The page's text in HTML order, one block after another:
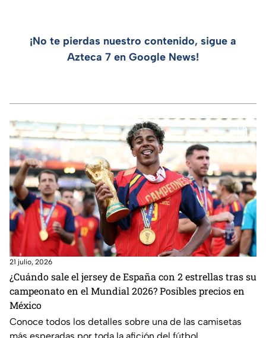
¡No te pierdas nuestro contenido, sigue a
Azteca 7 en Google News!
21 julio, 2026
¿Cuándo sale el jersey de España con 2 estrellas tras su
campeonato en el Mundial 2026? Posibles precios en
México
Conoce todos los detalles sobre una de las camisetas